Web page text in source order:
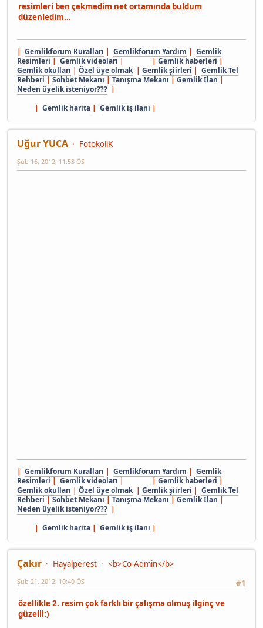
resimleri ben çekmedim net ortamında buldum
düzenledim...
| Gemlikforum Kuralları | Gemlikforum Yardım | Gemlik
Resimleri | Gemlik videoları | | Gemlik haberleri |
Gemlik okulları | Özel üye olmak| Gemlik şiirleri | Gemlik Tel
Rehberi | Sohbet Mekanı | Tanışma Mekanı | Gemlik İlan |
Neden üyelik isteniyor??? |
| Gemlik harita | Gemlik iş ilanı |
Uğur YUCA FotokoliK
Şub 16, 2012, 11:53 ÖS
| Gemlikforum Kuralları | Gemlikforum Yardım | Gemlik
Resimleri | Gemlik videoları | | Gemlik haberleri |
Gemlik okulları | Özel üye olmak| Gemlik şiirleri | Gemlik Tel
Rehberi | Sohbet Mekanı | Tanışma Mekanı | Gemlik İlan |
Neden üyelik isteniyor??? |
| Gemlik harita | Gemlik iş ilanı |
Çakır Hayalperest
<b>Co-Admin</b>
#1
Şub 21, 2012, 10:40 ÖS
özellikle 2. resim çok farklı bir çalışma olmuş ilginç ve
güzelll:)